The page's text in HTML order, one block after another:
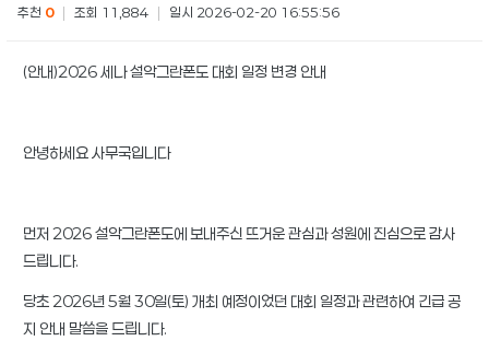
추천 0 조회 11,884 일시 2026-02-20 16:55:56
(안내)2026 세나 설악그란폰도 대회 일정 변경 안내
안녕하세요 사무국입니다
먼저 2026 설악그란폰도에 보내주신 뜨거운 관심과 성원에 진심으로 감사
드립니다.
당초 2026년 5월 30일(토) 개최 예정이었던 대회 일정과 관련하여 긴급 공
지 안내 말씀을 드립니다.